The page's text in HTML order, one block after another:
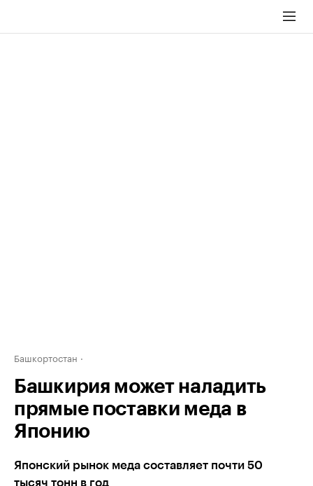
Башкортостан
Башкирия может наладить
прямые поставки меда в
Японию
Японский рынок меда составляет почти 50
тысяч тонн в год